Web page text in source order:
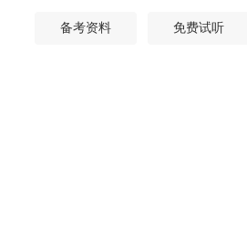
备考资料 免费试听